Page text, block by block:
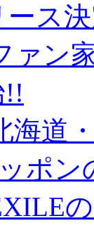
ース
ァン
!!
海道
ポ